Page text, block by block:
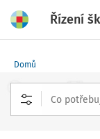
Řízení
Domů